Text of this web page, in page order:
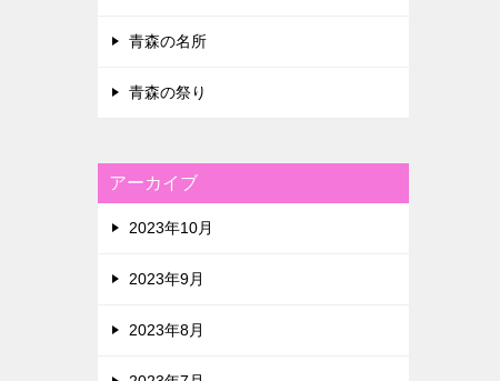
青森の名所
青森の祭り
アーカイブ
2023年10月
2023年9月
2023年8月